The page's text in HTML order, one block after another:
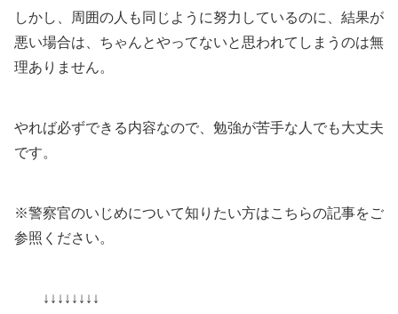
しかし、周囲の人も同じように努力しているのに、結果が
悪い場合は、ちゃんとやってないと思われてしまうのは無
理ありません。
やれば必ずできる内容なので、勉強が苦手な人でも大丈夫
です。
※警察官のいじめについて知りたい方はこちらの記事をご
参照ください。
↓↓↓↓↓↓↓↓